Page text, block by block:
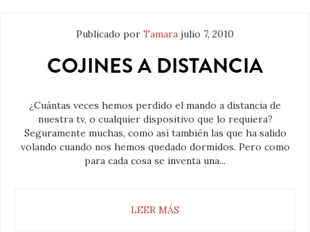
Publicado por Tamara julio 7, 2010
COJINES A DISTANCIA
¿Cuántas veces hemos perdido el mando a distancia de
nuestra tv, o cualquier dispositivo que lo requiera?
Seguramente muchas, como así también las que ha salido
volando cuando nos hemos quedado dormidos. Pero como
para cada cosa se inventa una...
LEER MÁS